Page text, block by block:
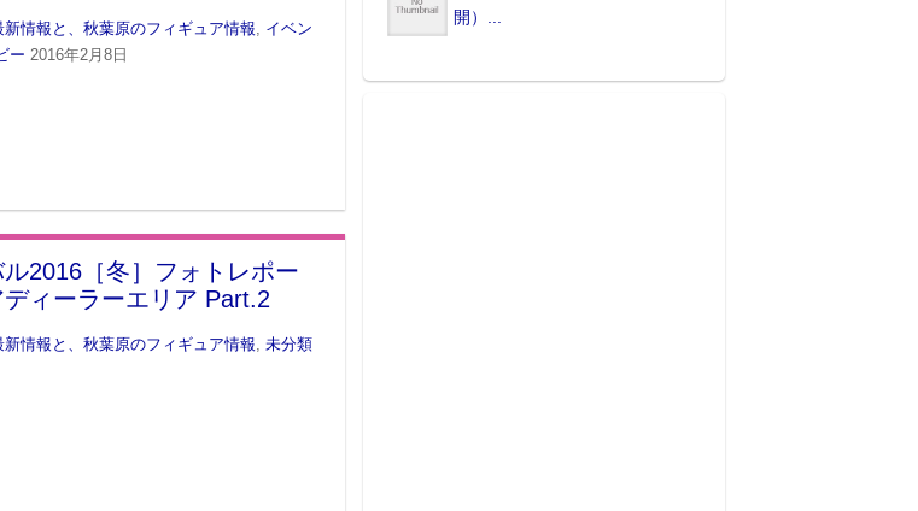
新情報と、秋葉原のフィギュア情報, イベン
ー 2016年2月8日
2016［冬］フォトレポー
ィーラーエリア Part.2
新情報と、秋葉原のフィギュア情報
未分類
開）...